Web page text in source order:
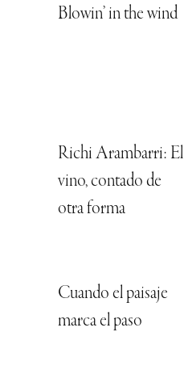
Blowin’ in the wind
Richi Arambarri: El
vino, contado de
otra forma
Cuando el paisaje
marca el paso